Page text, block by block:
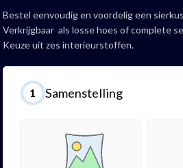
Bestel eenvoudig en voordelig een
Verkrijgbaar als losse hoes of complete
Keuze uit zes interieurstoffen.
1 Samenstelling